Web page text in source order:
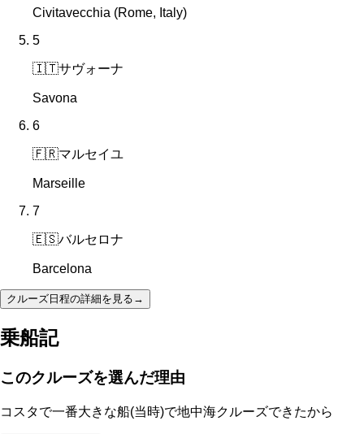
Civitavecchia (Rome, Italy)
5
🇮🇹サヴォーナ
Savona
6
🇫🇷マルセイユ
Marseille
7
🇪🇸バルセロナ
Barcelona
クルーズ日程の詳細を見る →
乗船記
このクルーズを選んだ理由
コスタで一番大きな船(当時)で地中海クルーズできたから